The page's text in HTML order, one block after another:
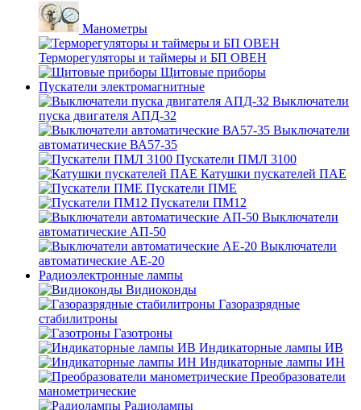
Манометры
Терморегуляторы и таймеры и БП ОВЕН
Щитовые приборы
Пускатели электромагнитные
Выключатели
пуска двигателя АПД-32
Выключатели
автоматические ВА57-35
Пускатели ПМЛ 3100
Катушки пускателей ПАЕ
Пускатели ПМЕ
Пускатели ПМ12
Выключатели
автоматические АП-50
Выключатели
автоматические АЕ-20
Радиоэлектронные лампы
Видиоконды
Газоразрядные
стабилитроны
Газотроны
Индикаторные лампы ИВ
Индикаторные лампы ИН
Преобразователи
манометрические
Радиолампы